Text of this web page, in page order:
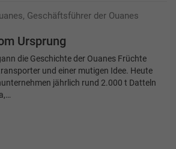
Geschäftsführer der Ouanes
Ursprung
die Geschichte der Ouanes Früchte
und einer mutigen Idee. Heute
jährlich rund 2.000 t Datteln